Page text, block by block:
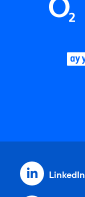
LinkedIn